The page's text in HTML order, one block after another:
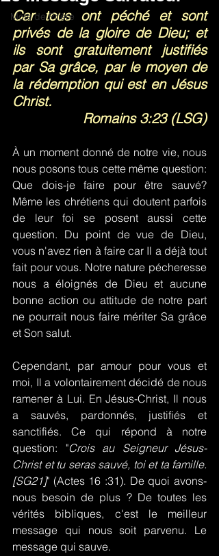
Mots de Prière
Car tous ont péché et sont
privés de la gloire de Dieu; et
ils sont gratuitement justifiés
par Sa grâce, par le moyen de
la rédemption qui est en Jésus
Christ.
Romains 3:23 (LSG)
À un moment donné de notre vie, nous
nous posons tous cette même question:
Que dois-je faire pour être sauvé?
Même les chrétiens qui doutent parfois
de leur foi se posent aussi cette
question. Du point de vue de Dieu,
vous n'avez rien à faire car Il a déjà tout
fait pour vous. Notre nature pécheresse
nous a éloignés de Dieu et aucune
bonne action ou attitude de notre part
ne pourrait nous faire mériter Sa grâce
et Son salut.
Cependant, par amour pour vous et
moi, Il a volontairement décidé de nous
ramener à Lui. En Jésus-Christ, Il nous
a sauvés, pardonnés, justifiés et
sanctifiés. Ce qui répond à notre
question: "Crois au Seigneur Jésus-
Christ et tu seras sauvé, toi et ta famille.
[SG21]" (Actes 16 :31). De quoi avons-
nous besoin de plus ? De toutes les
vérités bibliques, c'est le meilleur
message qui nous soit parvenu. Le
message qui sauve.